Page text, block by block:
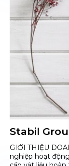
Stabil
GIỚI THIỆU
nghiệp hoạt